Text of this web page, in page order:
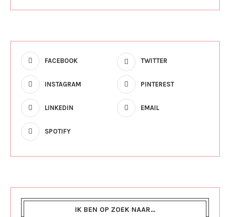
FACEBOOK TWITTER
INSTAGRAM PINTEREST
LINKEDIN EMAIL
SPOTIFY
IK BEN OP ZOEK NAAR…